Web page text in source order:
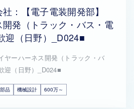
：【電子電装開発部】
発（トラック・バス・電
迎（日野）_D024■
ヤーハーネス開発（トラック・バ
迎（日野）_D024■
品 機械設計 600万～